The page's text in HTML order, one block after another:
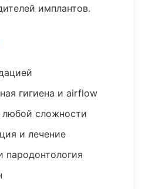
имплантов.
гигиена и airflow
любой сложности
и лечение
пародонтология